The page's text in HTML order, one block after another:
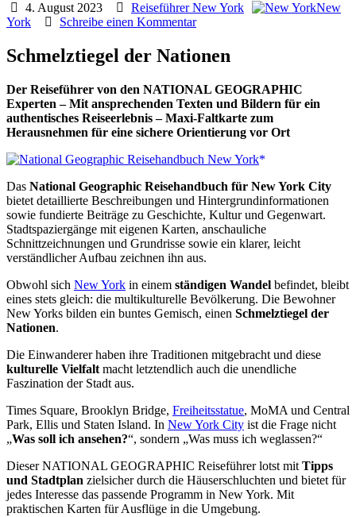
4. August 2023 Reiseführer New York
New
York
Schreibe einen Kommentar
Schmelztiegel der Nationen
Der Reiseführer von den NATIONAL GEOGRAPHIC
Experten – Mit ansprechenden Texten und Bildern für ein
authentisches Reiseerlebnis – Maxi-Faltkarte zum
Herausnehmen für eine sichere Orientierung vor Ort
Das National Geographic Reisehandbuch für New York City
bietet detaillierte Beschreibungen und Hintergrundinformationen
sowie fundierte Beiträge zu Geschichte, Kultur und Gegenwart.
Stadtspaziergänge mit eigenen Karten, anschauliche
Schnittzeichnungen und Grundrisse sowie ein klarer, leicht
verständlicher Aufbau zeichnen ihn aus.
Obwohl sich New York in einem ständigen Wandel befindet, bleibt
eines stets gleich: die multikulturelle Bevölkerung. Die Bewohner
New Yorks bilden ein buntes Gemisch, einen Schmelztiegel der
Nationen.
Die Einwanderer haben ihre Traditionen mitgebracht und diese
kulturelle Vielfalt macht letztendlich auch die unendliche
Faszination der Stadt aus.
Times Square, Brooklyn Bridge, Freiheitsstatue, MoMA und Central
Park, Ellis und Staten Island. In New York City ist die Frage nicht
„Was soll ich ansehen?“, sondern „Was muss ich weglassen?“
Dieser NATIONAL GEOGRAPHIC Reiseführer lotst mit Tipps
und Stadtplan zielsicher durch die Häuserschluchten und bietet für
jedes Interesse das passende Programm in New York. Mit
praktischen Karten für Ausflüge in die Umgebung.